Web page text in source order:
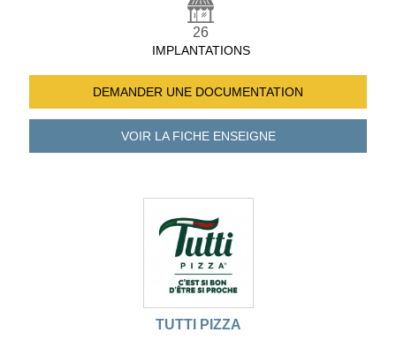
26
IMPLANTATIONS
DEMANDER UNE DOCUMENTATION
VOIR LA FICHEENSEIGNE
TUTTI PIZZA